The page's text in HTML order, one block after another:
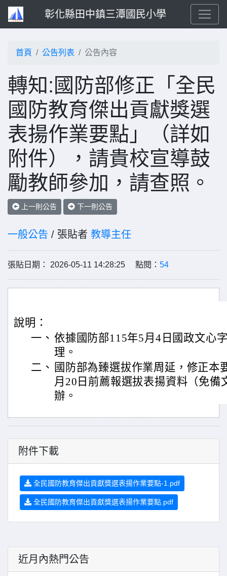
彰化縣田中鎮三潭國民小學
首頁 公告列表 公告內容
轉知:國防部修正「全民
國防教育傑出貢獻獎選
表揚作業要點」（詳如
附件），請貴校宣導鼓
勵教師參加，請查照。
上一則公告 下一則公告
一般公告 / 張貼者 教導主任
張貼日期： 2026-05-11 14:28:25 點閱： 54
說明：
一、 依據國防部115年5月4日國政文心
理。
二、 國防部為臻選拔作業周延，修正本
月20日前薦報選拔表揚資料（免備
辦。
附件下載
全民國防教育傑出貢獻獎選表揚作業要點-1.pdf
全民國防教育傑出貢獻獎選表揚作業要點.pdf
近月內熱門公告